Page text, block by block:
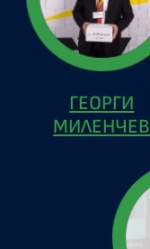
ГЕОРГИ
МИЛЕНЧЕВ